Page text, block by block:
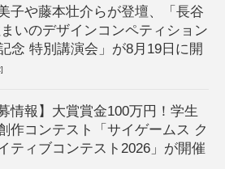
子や藤本壮介らが登壇、「長谷
いのデザインコンペティション
念 特別講演会」が8月19日に開
募情報】大賞賞金100万円！学生
作コンテスト「サイゲームス ク
ティブコンテスト2026」が開催